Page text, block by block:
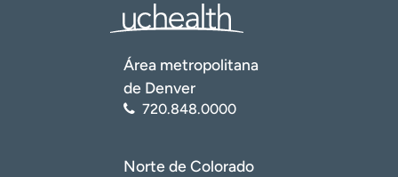
Área metropolitana
de Denver
720.848.0000
Norte de Colorado